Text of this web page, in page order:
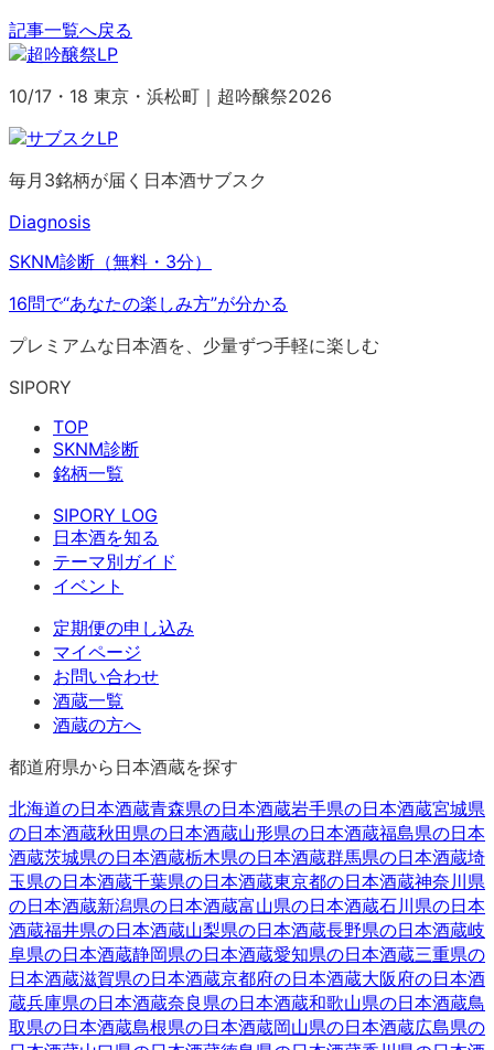
記事一覧へ戻る
10/17・18 東京・浜松町｜超吟醸祭2026
毎月3銘柄が届く日本酒サブスク
Diagnosis
SKNM診断（無料・3分）
16問で“あなたの楽しみ方”が分かる
プレミアムな日本酒を、少量ずつ手軽に楽しむ
SIPORY
TOP
SKNM診断
銘柄一覧
SIPORY LOG
日本酒を知る
テーマ別ガイド
イベント
定期便の申し込み
マイページ
お問い合わせ
酒蔵一覧
酒蔵の方へ
都道府県から日本酒蔵を探す
北海道の日本酒蔵青森県の日本酒蔵岩手県の日本酒蔵宮城県
の日本酒蔵秋田県の日本酒蔵山形県の日本酒蔵福島県の日本
酒蔵茨城県の日本酒蔵栃木県の日本酒蔵群馬県の日本酒蔵埼
玉県の日本酒蔵千葉県の日本酒蔵東京都の日本酒蔵神奈川県
の日本酒蔵新潟県の日本酒蔵富山県の日本酒蔵石川県の日本
酒蔵福井県の日本酒蔵山梨県の日本酒蔵長野県の日本酒蔵岐
阜県の日本酒蔵静岡県の日本酒蔵愛知県の日本酒蔵三重県の
日本酒蔵滋賀県の日本酒蔵京都府の日本酒蔵大阪府の日本酒
蔵兵庫県の日本酒蔵奈良県の日本酒蔵和歌山県の日本酒蔵鳥
取県の日本酒蔵島根県の日本酒蔵岡山県の日本酒蔵広島県の